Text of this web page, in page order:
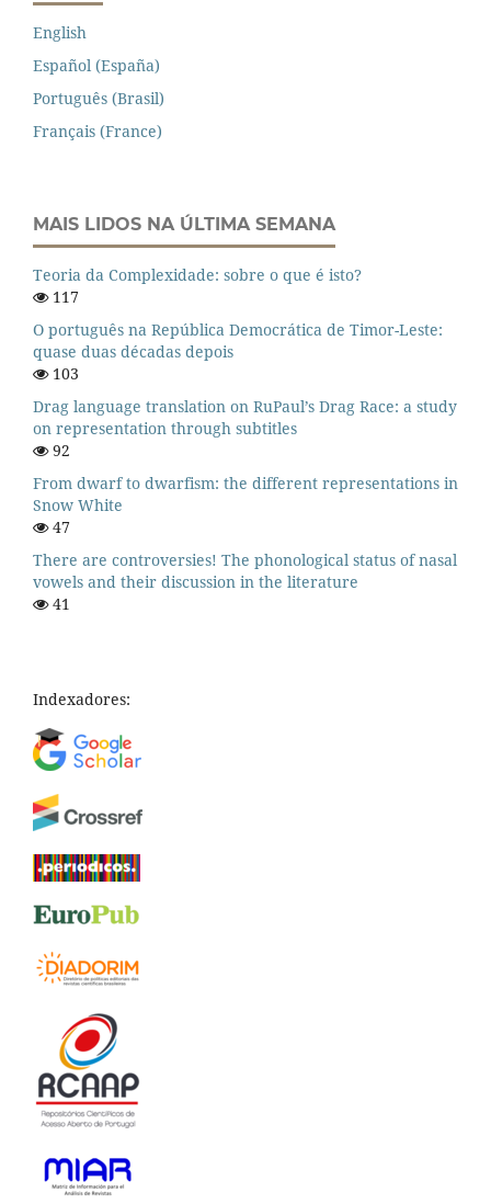
English
Español (España)
Português (Brasil)
Français (France)
MAIS LIDOS NA ÚLTIMA SEMANA
Teoria da Complexidade: sobre o que é isto?
117
O português na República Democrática de Timor-Leste:
quase duas décadas depois
103
Drag language translation on RuPaul’s Drag Race: a study
on representation through subtitles
92
From dwarf to dwarfism: the different representations in
Snow White
47
There are controversies! The phonological status of nasal
vowels and their discussion in the literature
41
Indexadores: